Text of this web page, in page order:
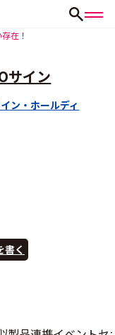
在！
サイン
ン・ホールディ
書く